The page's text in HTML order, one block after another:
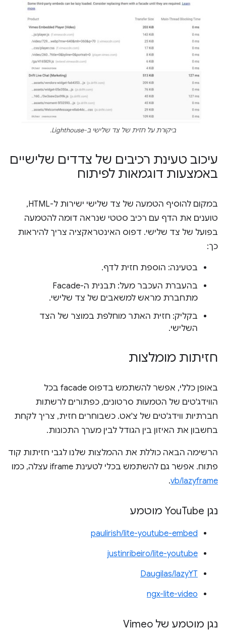
ביקורת על חזית של צד שלישי ב-Lighthouse.
עיכוב טעינת רכיבים של צדדים שלישיים
באמצעות דוגמאות לפיתוח
במקום להוסיף הטמעה של צד שלישי ישירות ל-HTML,
טוענים את הדף עם רכיב סטטי שנראה דומה להטמעה
בפועל של צד שלישי. דפוס האינטראקציה צריך להיראות
כך:
בטעינה: הוספת חזית לדף.
בהעברת העכבר מעל: תבנית ה-Facade
מתחברת מראש למשאבים של צד שלישי.
בקליק: חזית האתר מוחלפת במוצר של הצד
השלישי.
חזיתות מומלצות
באופן כללי, אפשר להשתמש בדפוס facade בכל
הווידג'טים של הטמעות סרטונים, כפתורים לרשתות
חברתיות ווידג'טים של צ'אט. כשבוחרים חזית, צריך לקחת
בחשבון את האיזון בין הגודל לבין מערך התכונות.
הרשימה הבאה כוללת את ההמלצות שלנו לגבי חזיתות קוד
פתוח. אפשר גם להשתמש בכלי לטעינת iframe עצלה, כמו
vb/lazyframe
.
נגן You Tube מוטמע
paulirish/lite-youtube-embed
justinribeiro/lite-youtube
Daugilas/lazyYT
ngx-lite-video
נגן מוטמע של Vimeo